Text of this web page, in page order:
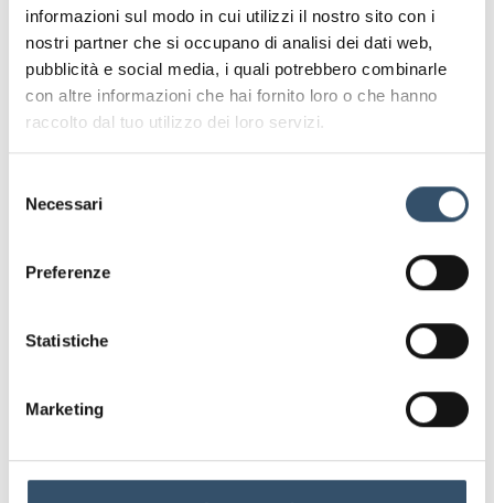
informazioni sul modo in cui utilizzi il nostro sito con i
nostri partner che si occupano di analisi dei dati web,
pubblicità e social media, i quali potrebbero combinarle
con altre informazioni che hai fornito loro o che hanno
raccolto dal tuo utilizzo dei loro servizi.
delNecessari
Preferenze
Statistiche
Marketing
Leggi anche
Prevenzione delle perdite negli impianti
Prevenzione perdite impianti idraulici: strategie e
soluzioni affidabili Le perdite nei circuiti idraulici non
sono solo un problema tecnico: rappresentano un
costo economico, un rischio per la sicurezza e un